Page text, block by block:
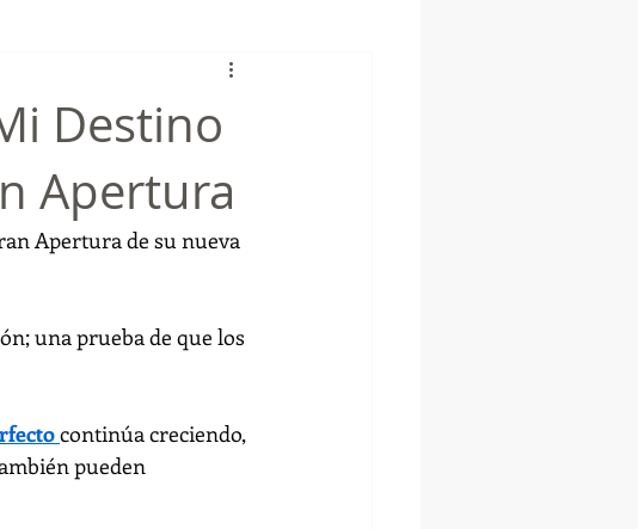
Destino
Apertura
Apertura de su nueva
una prueba de que los
continúa creciendo,
pueden